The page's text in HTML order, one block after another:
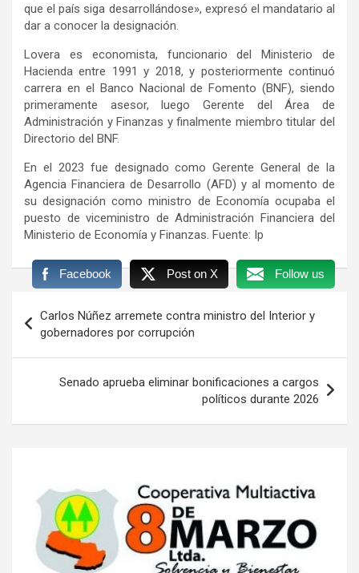
que el país siga desarrollándose», expresó el mandatario al
dar a conocer la designación.
Lovera es economista, funcionario del Ministerio de
Hacienda entre 1991 y 2018, y posteriormente continuó
carrera en el Banco Nacional de Fomento (BNF), siendo
primeramente asesor, luego Gerente del Área de
Administración y Finanzas y finalmente miembro titular del
Directorio del BNF.
En el 2023 fue designado como Gerente General de la
Agencia Financiera de Desarrollo (AFD) y al momento de
su designación como ministro de Economía ocupaba el
puesto de viceministro de Administración Financiera del
Ministerio de Economía y Finanzas. Fuente: Ip
Facebook Post on X Follow us
de
entradas
Carlos Núñez arremete contra ministro del Interior y
gobernadores por corrupción
Senado aprueba eliminar bonificaciones a cargos
políticos durante 2026